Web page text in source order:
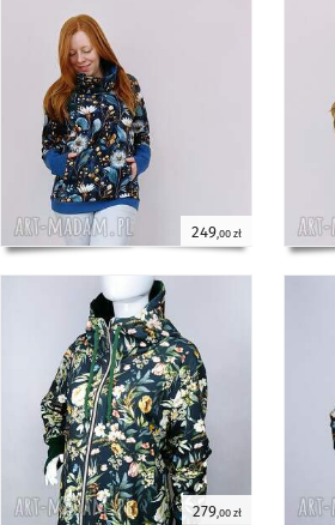
249,00 zł
279,00 zł